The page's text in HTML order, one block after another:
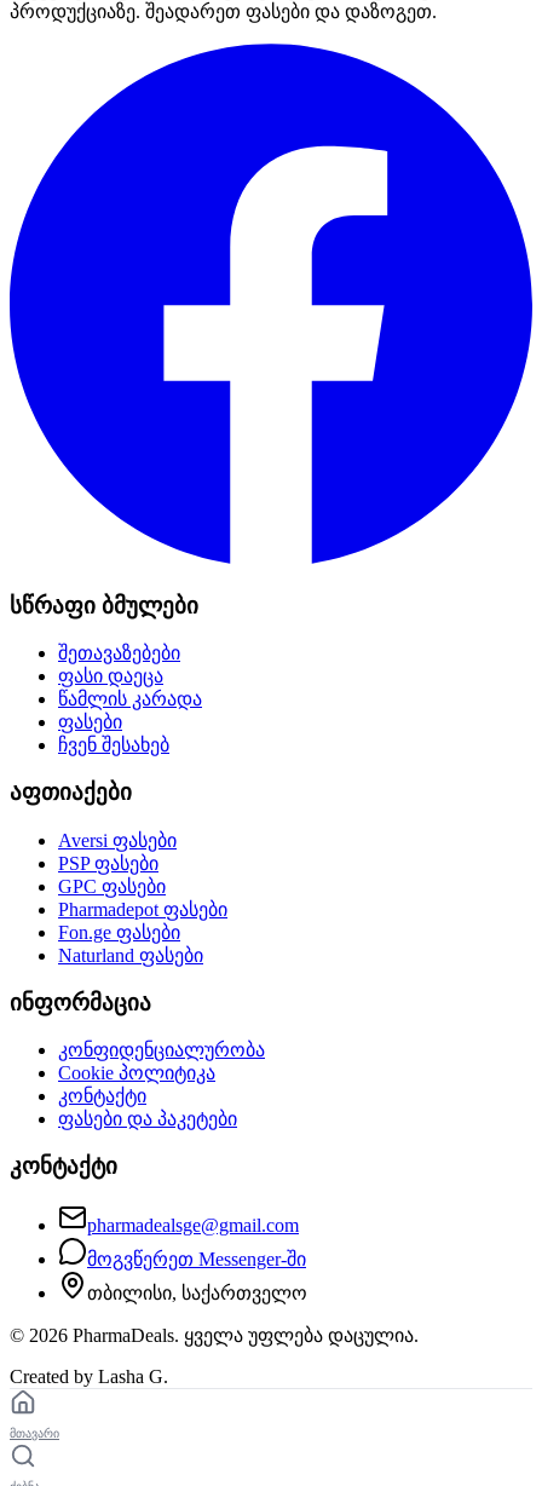
პროდუქციაზე. შეადარეთ ფასები და დაზოგეთ.
სწრაფი ბმულები
შეთავაზებები
ფასი დაეცა
წამლის კარადა
ფასები
ჩვენ შესახებ
აფთიაქები
Aversi ფასები
PSPფასები
GPC ფასები
Pharmadepot ფასები
Fon.ge ფასები
Naturland ფასები
ინფორმაცია
კონფიდენციალურობა
Cookie პოლიტიკა
კონტაქტი
ფასები და პაკეტები
კონტაქტი
pharmadealsge@gmail.com
მოგვწერეთ Messenger-ში
თბილისი, საქართველო
© 2026 PharmaDeals. ყველა უფლება დაცულია.
Created by Lasha G.
მთავარი